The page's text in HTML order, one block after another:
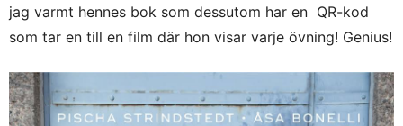
jag varmt hennes bok som dessutom har en QR-kod
som tar en till en film där hon visar varje övning! Genius!